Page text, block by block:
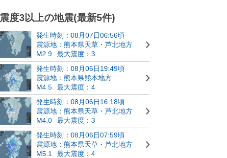
震度3以上の地震(最新5件)
発生時刻：08月07日06:56頃
震源地：熊本県天草・芦北地方
M2.9
最大震度：3
発生時刻：08月06日19:49頃
震源地：熊本県熊本地方
M4.5
最大震度：4
発生時刻：08月06日16:18頃
震源地：熊本県天草・芦北地方
M4.0
最大震度：3
発生時刻：08月06日07:59頃
震源地：熊本県天草・芦北地方
M5.1
最大震度：4